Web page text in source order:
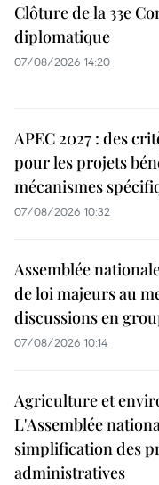
Clôture de la 33e
diplomatique
07/08/2026 14:20
APEC 2027 : des
pour les projets
mécanismes
07/08/2026 10:32
Assemblée
de loi majeurs au
discussions en
07/08/2026 10:14
Agriculture et
L'Assemblée
simplification des
administratives